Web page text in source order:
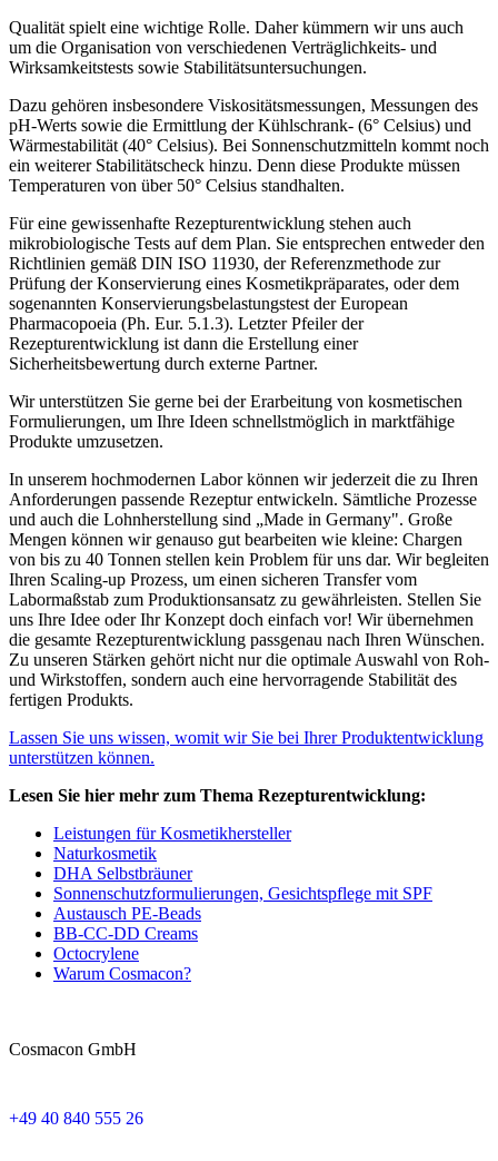
Qualität spielt eine wichtige Rolle. Daher kümmern wir uns auch
um die Organisation von verschiedenen Verträglichkeits- und
Wirksamkeitstests sowie Stabilitätsuntersuchungen.
Dazu gehören insbesondere Viskositätsmessungen, Messungen des
pH-Werts sowie die Ermittlung der Kühlschrank- (6° Celsius) und
Wärmestabilität (40° Celsius). Bei Sonnenschutzmitteln kommt noch
ein weiterer Stabilitätscheck hinzu. Denn diese Produkte müssen
Temperaturen von über 50° Celsius standhalten.
Für eine gewissenhafte Rezepturentwicklung stehen auch
mikrobiologische Tests auf dem Plan. Sie entsprechen entweder den
Richtlinien gemäß DIN ISO 11930, der Referenzmethode zur
Prüfung der Konservierung eines Kosmetikpräparates, oder dem
sogenannten Konservierungsbelastungstest der European
Pharmacopoeia (Ph. Eur. 5.1.3). Letzter Pfeiler der
Rezepturentwicklung ist dann die Erstellung einer
Sicherheitsbewertung durch externe Partner.
Wir unterstützen Sie gerne bei der Erarbeitung von kosmetischen
Formulierungen, um Ihre Ideen schnellstmöglich in marktfähige
Produkte umzusetzen.
In unserem hochmodernen Labor können wir jederzeit die zu Ihren
Anforderungen passende Rezeptur entwickeln. Sämtliche Prozesse
und auch die Lohnherstellung sind „Made in Germany". Große
Mengen können wir genauso gut bearbeiten wie kleine: Chargen
von bis zu 40 Tonnen stellen kein Problem für uns dar. Wir begleiten
Ihren Scaling-up Prozess, um einen sicheren Transfer vom
Labormaßstab zum Produktionsansatz zu gewährleisten. Stellen Sie
uns Ihre Idee oder Ihr Konzept doch einfach vor! Wir übernehmen
die gesamte Rezepturentwicklung passgenau nach Ihren Wünschen.
Zu unseren Stärken gehört nicht nur die optimale Auswahl von Roh-
und Wirkstoffen, sondern auch eine hervorragende Stabilität des
fertigen Produkts.
Lassen Sie uns wissen, womit wir Sie bei Ihrer Produktentwicklung
unterstützen können.
Lesen Sie hier mehr zum Thema Rezepturentwicklung:
Leistungen für Kosmetikhersteller
Naturkosmetik
DHA Selbstbräuner
Sonnenschutzformulierungen, Gesichtspflege mit SPF
Austausch PE-Beads
BB-CC-DD Creams
Octocrylene
Warum Cosmacon?
Cosmacon GmbH
+49 40 840 555 26